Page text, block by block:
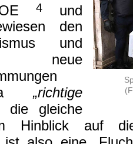
4
und
den
und
neue
„richtige
gleiche
Hinblick auf